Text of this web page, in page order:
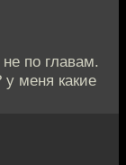
по главам.
у меня какие